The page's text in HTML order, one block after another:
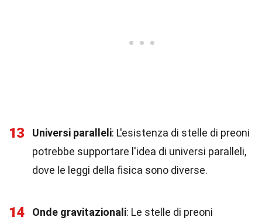
13 Universi paralleli: L'esistenza di stelle di preoni
potrebbe supportare l'idea di universi paralleli,
dove le leggi della fisica sono diverse.
14 Onde gravitazionali: Le stelle di preoni